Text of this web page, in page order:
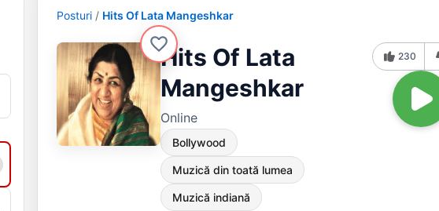
Posturi Hits Of Lata Mangeshkar
Hits Of Lata
Mangeshkar
Online
Bollywood
Muzică din toată lumea
Muzică indiană
230